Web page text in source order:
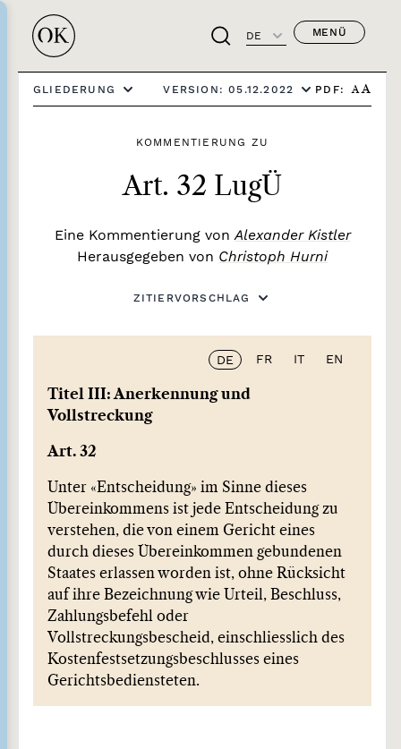
DE MENÜ
GLIEDERUNG VERSION: 05.12.2022 PDF: A A
KOMMENTIERUNG ZU
Art. 32 LugÜ
Eine Kommentierung vonAlexander Kistler
Herausgegeben von Christoph Hurni
ZITIERVORSCHLAG
DE FR IT EN
Titel III: Anerkennung und
Vollstreckung
Art. 32
Unter «Entscheidung» im Sinne dieses
Übereinkommens ist jede Entscheidung zu
verstehen, die von einem Gericht eines
durch dieses Übereinkommen gebundenen
Staates erlassen worden ist, ohne Rücksicht
auf ihre Bezeichnung wie Urteil, Beschluss,
Zahlungsbefehl oder
Vollstreckungsbescheid, einschliesslich des
Kosten­festsetzungsbeschlusses eines
Gerichtsbediensteten.